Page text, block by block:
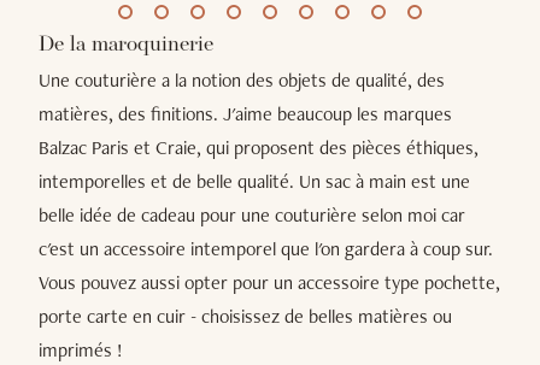
De la maroquinerie
Une couturière a la notion des objets de qualité, des
matières, des finitions. J'aime beaucoup les marques
Balzac Paris et Craie, qui proposent des pièces éthiques,
intemporelles et de belle qualité. Un sac à main est une
belle idée de cadeau pour une couturière selon moi car
c'est un accessoire intemporel que l'on gardera à coup sur.
Vous pouvez aussi opter pour un accessoire type pochette,
porte carte en cuir - choisissez de belles matières ou
imprimés !